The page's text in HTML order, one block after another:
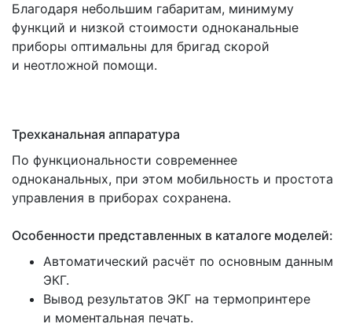
Благодаря небольшим габаритам, минимуму
функций и низкой стоимости одноканальные
приборы оптимальны для бригад скорой
и неотложной помощи.
Трехканальная аппаратура
По функциональности современнее
одноканальных, при этом мобильность и простота
управления в приборах сохранена.
Особенности представленных в каталоге моделей:
Автоматический расчёт по основным данным
ЭКГ.
Вывод результатов ЭКГ на термопринтере
и моментальная печать.